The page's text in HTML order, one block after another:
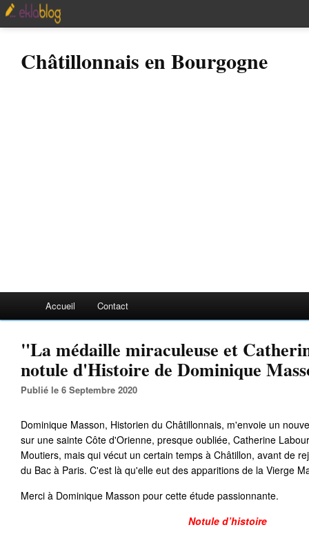
Châtillonnais en Bourgogne
Accueil Contact
"La médaille miraculeuse et
notule d'Histoire de Dominique
Publié le 6 Septembre 2020
Dominique Masson, Historien du Châtillonnais, m'envoie un
sur une sainte Côte d'Orienne, presque oubliée, Catherine
Moutiers, mais qui vécut un certain temps à Châtillon, avant de
du Bac à Paris. C'est là qu'elle eut des apparitions de la Vierge
Merci à Dominique Masson pour cette étude passionnante.
Notule d’histoire